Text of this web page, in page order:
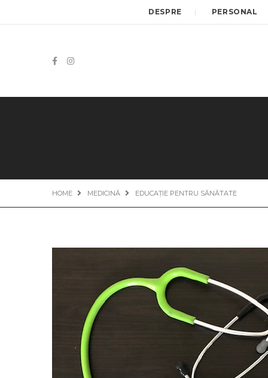
DESPRE PERSONAL
HOME MEDICINĂ EDUCAȚIE PENTRU SĂNĂTATE